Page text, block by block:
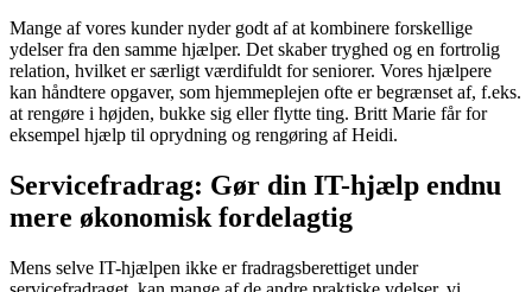
Mange af vores kunder nyder godt af at kombinere forskellige
ydelser fra den samme hjælper. Det skaber tryghed og en fortrolig
relation, hvilket er særligt værdifuldt for seniorer. Vores hjælpere
kan håndtere opgaver, som hjemmeplejen ofte er begrænset af, f.eks.
at rengøre i højden, bukke sig eller flytte ting. Britt Marie får for
eksempel hjælp til oprydning og rengøring af Heidi.
Servicefradrag: Gør din IT-hjælp endnu
mere økonomisk fordelagtig
Mens selve IT-hjælpen ikke er fradragsberettiget under